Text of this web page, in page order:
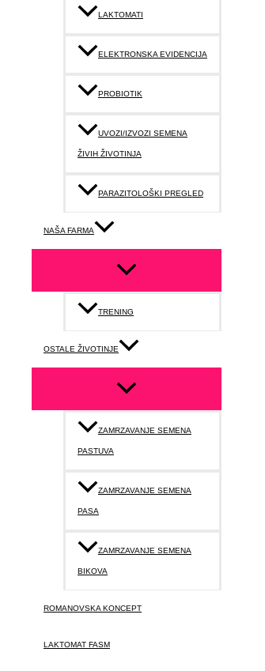
LAKTOMATI
ELEKTRONSKA EVIDENCIJA
PROBIOTIK
UVOZI/IZVOZI SEMENA
ŽIVIH ŽIVOTINJA
PARAZITOLOŠKI PREGLED
NAŠA FARMA
TRENING
OSTALE ŽIVOTINJE
ZAMRZAVANJE SEMENA
PASTUVA
ZAMRZAVANJE SEMENA
PASA
ZAMRZAVANJE SEMENA
BIKOVA
ROMANOVSKA KONCEPT
LAKTOMAT FASM